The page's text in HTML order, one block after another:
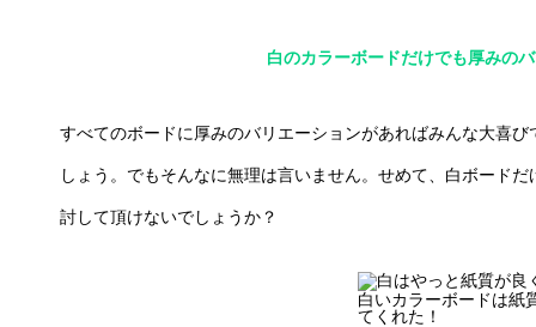
白のカラーボードだけでも厚みの
すべてのボードに厚みのバリエーションがあればみんな大喜
しょう。でもそんなに無理は言いません。せめて、白ボード
討して頂けないでしょうか？
白いカラーボードは紙
てくれた！